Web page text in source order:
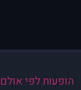
הופעות לפי אולם